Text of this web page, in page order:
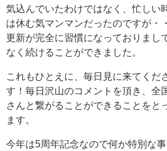
気込んでいたわけではなく、忙しい
は休む気マンマンだったのですが・
更新が完全に習慣になっておりまし
なく続けることができました。
これもひとえに、毎日見に来てくだ
す！毎日沢山のコメントを頂き、全
さんと繋がることができることをと
ます。
今年は5周年記念なので何か特別な